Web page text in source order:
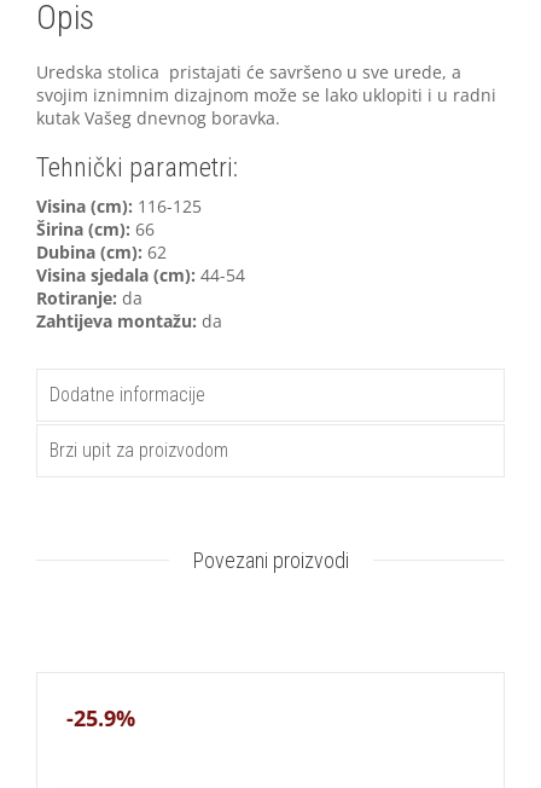
Opis
Uredska stolica pristajati će savršeno u sve urede, a
svojim iznimnim dizajnom može se lako uklopiti i u radni
kutak Vašeg dnevnog boravka.
Tehnički parametri:
Visina (cm): 116-125
Širina (cm): 66
Dubina (cm): 62
Visina sjedala (cm): 44-54
Rotiranje: da
Zahtijeva montažu: da
Dodatne informacije
Brzi upit za proizvodom
Povezani proizvodi
-25.9%